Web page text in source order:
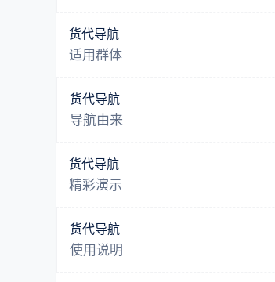
货代导航
适用群体
货代导航
导航由来
货代导航
精彩演示
货代导航
使用说明